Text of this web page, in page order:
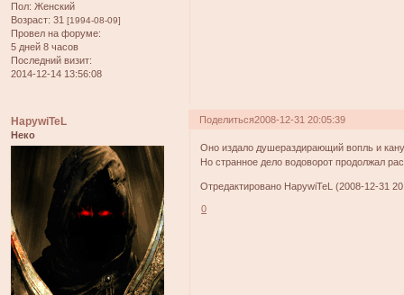
Пол: Женский
Возраст: 31 [1994-08-09]
Провел на форуме:
5 дней 8 часов
Последний визит:
2014-12-14 13:56:08
Поделиться2008-12-31 20:05:39
HapywiTeL
Неко
Оно издало душераздирающий вопль и
Но странное дело водоворот продолжал
Отредактировано HapywiTeL (2008-12-31
0